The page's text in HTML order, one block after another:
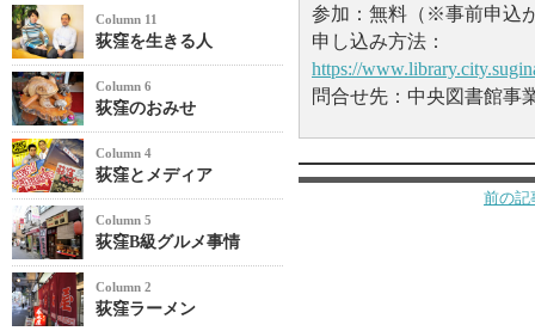
Column 11
荻窪を生きる人
Column 6
荻窪のおみせ
Column 4
荻窪とメディア
Column 5
荻窪B級グルメ事情
Column 2
荻窪ラーメン
参加：無料（※事前申込
申し込み方法：
https://
問合せ先：中央図書館事
前の記